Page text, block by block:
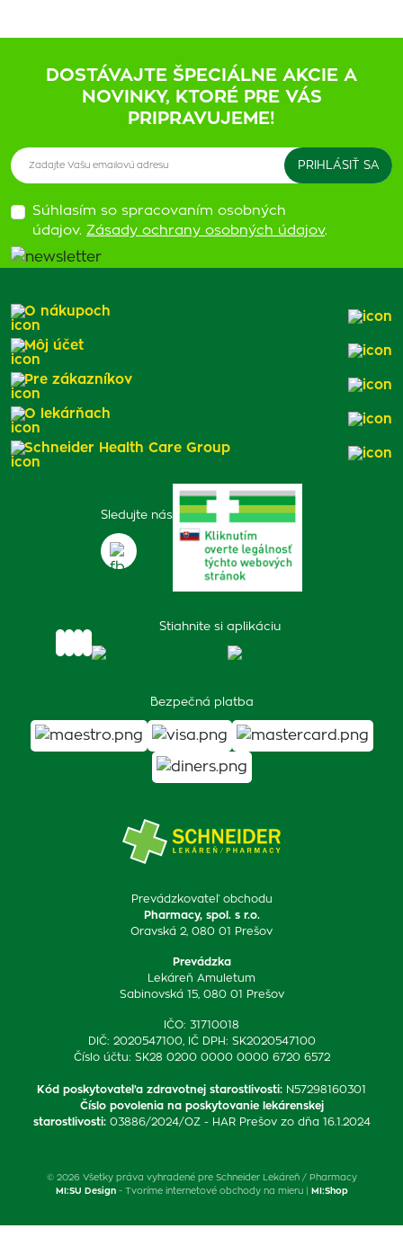
DOSTÁVAJTE ŠPECIÁLNE AKCIE A
NOVINKY, KTORÉ PRE VÁS
PRIPRAVUJEME!
Súhlasím so spracovaním osobných
údajov. Zásady ochrany osobných údajov.
Prevádzkovateľ obchodu
Pharmacy, spol. s r.o.
Oravská 2, 080 01 Prešov
Prevádzka
Lekáreň Amuletum
Sabinovská 15, 080 01 Prešov
IČO: 31710018
DIČ: 2020547100, IČ DPH: SK2020547100
Číslo účtu: SK28 0200 0000 0000 6720 6572
Kód poskytovateľa zdravotnej starostlivosti: N57298160301
Číslo povolenia na poskytovanie lekárenskej
starostlivosti: 03886/2024/OZ - HAR Prešov zo dňa 16.1.2024
Sledujte nás
Stiahnite si aplikáciu
Bezpečná platba
O nákupoch
Môj účet
Pre zákazníkov
O lekárňach
Schneider Health Care Group
© 2026 Všetky práva vyhradené pre Schneider Lekáreň / Pharmacy
MI:SU Design- Tvoríme internetové obchody na mieru | MI:Shop